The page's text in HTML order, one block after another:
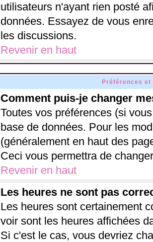
utilisateurs n'ayant rien posté
données. Essayez de vous
les discussions.
Revenir en haut
Préférences
Comment puis-je changer
Toutes vos préférences (si
base de données. Pour les
(généralement en haut des
Ceci vous permettra de
Revenir en haut
Les heures ne sont pas
Les heures sont certainement
voir sont les heures affichées
Si c'est le cas, vous devriez